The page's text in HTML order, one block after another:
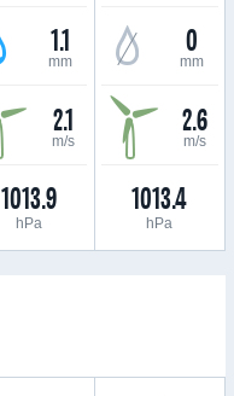
1.1
mm
2.1
m/s
1013.9
hPa
0
mm
2.6
m/s
1013.4
hPa